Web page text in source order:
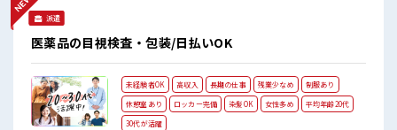
派遣
医薬品の目視検査・包装/日払いOK
未経験者OK 高収入 長期の仕事 残業少なめ
制服あり
休憩室あり
ロッカー完備 染髪OK 女性多め
平均年齢20代
30代が活躍